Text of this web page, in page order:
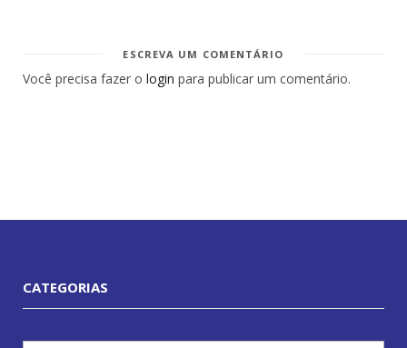
ESCREVA UM COMENTÁRIO
Você precisa fazer o login para publicar um comentário.
CATEGORIAS